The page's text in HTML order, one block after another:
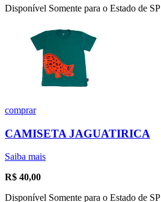
Disponível Somente para o Estado de SP
comprar
CAMISETA JAGUATIRICA
Saiba mais
R$ 40,00
Disponível Somente para o Estado de SP